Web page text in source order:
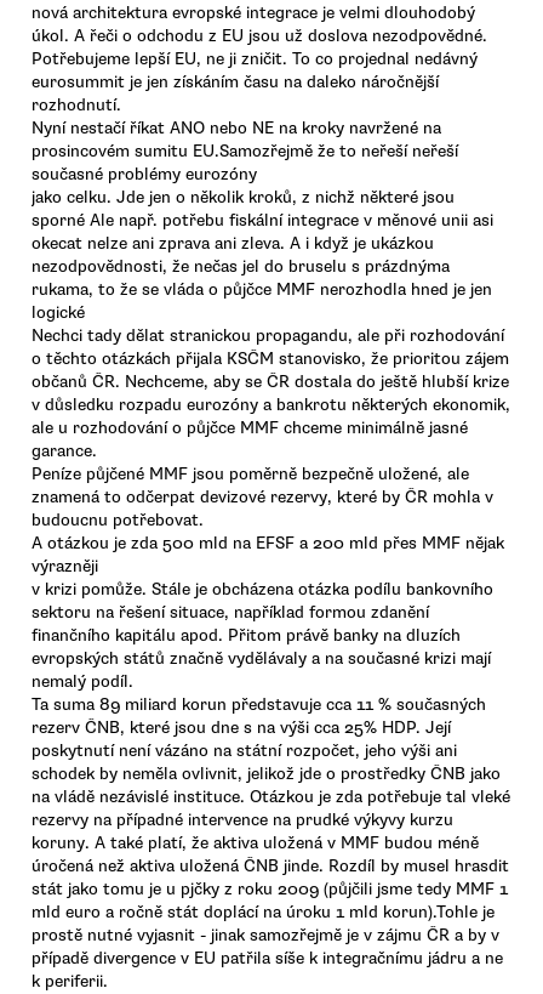
nová architektura evropské integrace je velmi dlouhodobý
úkol. A řeči o odchodu z EU jsou už doslova nezodpovědné.
Potřebujeme lepší EU, ne ji zničit. To co projednal nedávný
eurosummit je jen získáním času na daleko náročnější
rozhodnutí.
Nyní nestačí říkat ANO nebo NE na kroky navržené na
prosincovém sumitu EU.Samozřejmě že to neřeší neřeší
současné problémy eurozóny
jako celku. Jde jen o několik kroků, z nichž některé jsou
sporné Ale např. potřebu fiskální integrace v měnové unii asi
okecat nelze ani zprava ani zleva. A i když je ukázkou
nezodpovědnosti, že nečas jel do bruselu s prázdnýma
rukama, to že se vláda o půjčce MMF nerozhodla hned je jen
logické
Nechci tady dělat stranickou propagandu, ale při rozhodování
o těchto otázkách přijala KSČM stanovisko, že prioritou zájem
občanů ČR. Nechceme, aby se ČR dostala do ještě hlubší krize
v důsledku rozpadu eurozóny a bankrotu některých ekonomik,
ale u rozhodování o půjčce MMF chceme minimálně jasné
garance.
Peníze půjčené MMF jsou poměrně bezpečně uložené, ale
znamená to odčerpat devizové rezervy, které by ČR mohla v
budoucnu potřebovat.
A otázkou je zda 500 mld na EFSF a 200 mld přes MMF nějak
výrazněji
v krizi pomůže. Stále je obcházena otázka podílu bankovního
sektoru na řešení situace, například formou zdanění
finančního kapitálu apod. Přitom právě banky na dluzích
evropských států značně vydělávaly a na současné krizi mají
nemalý podíl.
Ta suma 89 miliard korun představuje cca 11 % současných
rezerv ČNB, které jsou dne s na výši cca 25% HDP. Její
poskytnutí není vázáno na státní rozpočet, jeho výši ani
schodek by neměla ovlivnit, jelikož jde o prostředky ČNB jako
na vládě nezávislé instituce. Otázkou je zda potřebuje tal vleké
rezervy na případné intervence na prudké výkyvy kurzu
koruny. A také platí, že aktiva uložená v MMF budou méně
úročená než aktiva uložená ČNB jinde. Rozdíl by musel hrasdit
stát jako tomu je u pjčky z roku 2009 (půjčili jsme tedy MMF 1
mld euro a ročně stát doplácí na úroku 1 mld korun).Tohle je
prostě nutné vyjasnit - jinak samozřejmě je v zájmu ČR a by v
případě divergence v EU patřila síše k integračnímu jádru a ne
k periferii.